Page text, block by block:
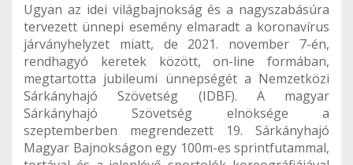
Ugyan az idei világbajnokság és a nagyszabásúra
tervezett ünnepi esemény elmaradt a koronavírus
járványhelyzet miatt, de 2021. november 7-én,
rendhagyó keretek között, on-line formában,
megtartotta jubileumi ünnepségét a Nemzetközi
Sárkányhajó Szövetség (IDBF). A magyar
Sárkányhajó Szövetség elnöksége a
szeptemberben megrendezett 19. Sárkányhajó
Magyar Bajnokságon egy 100m-es sprintfutammal,